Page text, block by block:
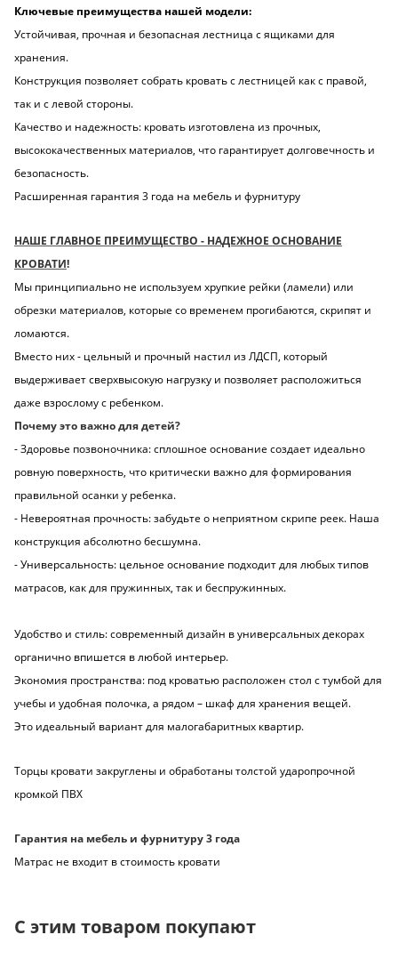
Ключевые преимущества нашей модели:
Устойчивая, прочная и безопасная лестница с ящиками для
хранения.
Конструкция позволяет собрать кровать с лестницей как с правой,
так и с левой стороны.
Качество и надежность: кровать изготовлена из прочных,
высококачественных материалов, что гарантирует долговечность и
безопасность.
Расширенная гарантия 3 года на мебель и фурнитуру
НАШЕ ГЛАВНОЕ ПРЕИМУЩЕСТВО - НАДЕЖНОЕ ОСНОВАНИЕ
КРОВАТИ!
Мы принципиально не используем хрупкие рейки (ламели) или
обрезки материалов, которые со временем прогибаются, скрипят и
ломаются.
Вместо них - цельный и прочный настил из ЛДСП, который
выдерживает сверхвысокую нагрузку и позволяет расположиться
даже взрослому с ребенком.
Почему это важно для детей?
- Здоровье позвоночника: сплошное основание создает идеально
ровную поверхность, что критически важно для формирования
правильной осанки у ребенка.
- Невероятная прочность: забудьте о неприятном скрипе реек. Наша
конструкция абсолютно бесшумна.
- Универсальность: цельное основание подходит для любых типов
матрасов, как для пружинных, так и беспружинных.
Удобство и стиль: современный дизайн в универсальных декорах
органично впишется в любой интерьер.
Экономия пространства: под кроватью расположен стол с тумбой для
учебы и удобная полочка, а рядом – шкаф для хранения вещей.
Это идеальный вариант для малогабаритных квартир.
Торцы кровати закруглены и обработаны толстой ударопрочной
кромкой ПВХ
Гарантия на мебель и фурнитуру 3 года
Матрас не входит в стоимость кровати
С этим товаром покупают